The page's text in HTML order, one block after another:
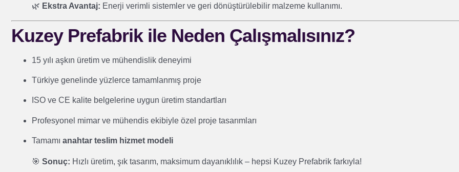
🌿 Ekstra Avantaj: Enerji verimli sistemler ve geri dönüştürülebilir malzeme kullanımı.
Kuzey Prefabrik ile Neden Çalışmalısınız?
15 yılı aşkın üretim ve mühendislik deneyimi
Türkiye genelinde yüzlerce tamamlanmış proje
ISO ve CE kalite belgelerine uygun üretim standartları
Profesyonel mimar ve mühendis ekibiyle özel proje tasarımları
Tamamı anahtar teslim hizmet modeli
🎯 Sonuç: Hızlı üretim, şık tasarım, maksimum dayanıklılık – hepsi Kuzey Prefabrik farkıyla!